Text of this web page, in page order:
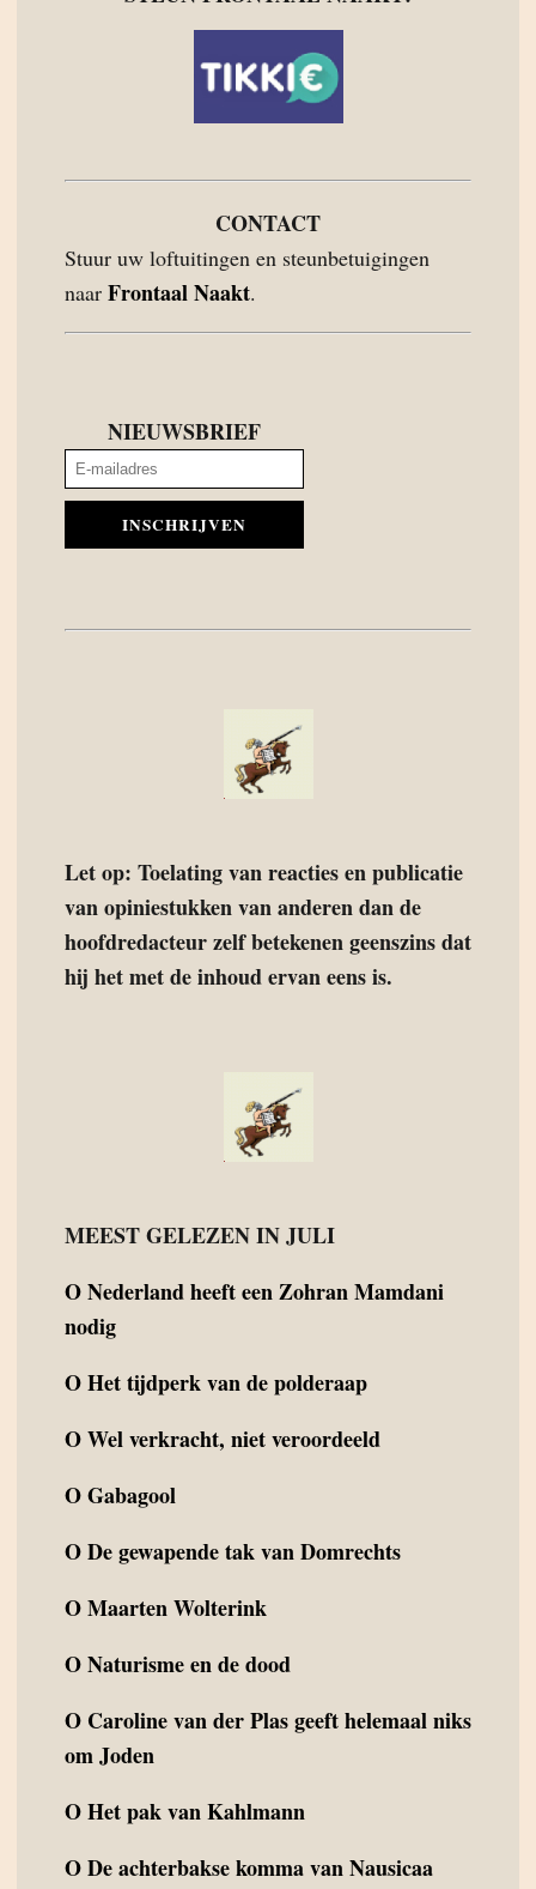
CONTACT
Stuur uw loftuitingen en steunbetuigingen
naar Frontaal Naakt.
NIEUWSBRIEF
INSCHRIJVEN
Let op: Toelating van reacties en publicatie
van opiniestukken van anderen dan de
hoofdredacteur zelf betekenen geenszins dat
hij het met de inhoud ervan eens is.
MEEST GELEZEN IN JULI
ONederland heeft een Zohran Mamdani
nodig
OHet tijdperk van de polderaap
OWel verkracht, niet veroordeeld
OGabagool
ODe gewapende tak van Domrechts
OMaarten Wolterink
ONaturisme en de dood
O Caroline van der Plas geeft helemaal niks
om Joden
OHet pak van Kahlmann
ODe achterbakse komma van Nausicaa